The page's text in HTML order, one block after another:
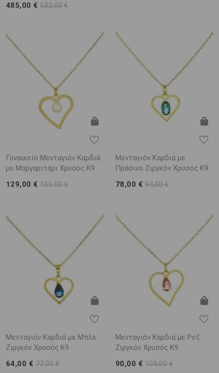
485,00 €582,00 €
Γυναικείο Μενταγιόν Καρδιά
με Μαργαριτάρι Χρυσός K9
129,00 €155,00 €
Μενταγιόν Καρδιά με
Πράσινο Ζιργκόν Χρυσός K9
78,00 € 94,00 €
Μενταγιόν Καρδιά με Μπλε
Ζιργκόν Χρυσός K9
64,00 € 77,00 €
Μενταγιόν Καρδιά με Ροζ
Ζιργκόν Χρυσός K9
90,00 € 108,00 €